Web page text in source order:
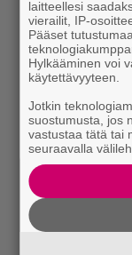
laitteellesi
vierailit, IP-
Pääset
Hylkääminen voi
käytettävyyteen.
Jotkin
suostumusta, jos
vastustaa tätä tai
seuraavalla